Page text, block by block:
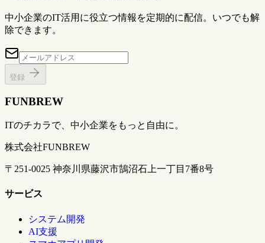
中小企業のIT活用に役立つ情報を定期的に配信。いつでも解
除できます。
登録
FUNBREW
ITのチカラで、中小企業をもっと自由に。
株式会社FUNBREW
〒251-0025 神奈川県藤沢市鵠沼石上一丁目7番8号
サービス
システム開発
AI支援